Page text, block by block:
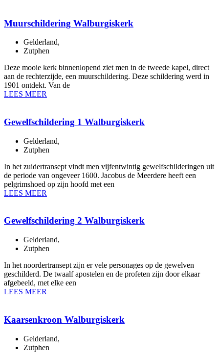
Muurschildering Walburgiskerk
Gelderland,
Zutphen
Deze mooie kerk binnenlopend ziet men in de tweede kapel, direct
aan de rechterzijde, een muurschildering. Deze schildering werd in
1901 ontdekt. Van de
LEES MEER
Gewelfschildering 1 Walburgiskerk
Gelderland,
Zutphen
In het zuidertransept vindt men vijfentwintig gewelfschilderingen uit
de periode van ongeveer 1600. Jacobus de Meerdere heeft een
pelgrimshoed op zijn hoofd met een
LEES MEER
Gewelfschildering 2 Walburgiskerk
Gelderland,
Zutphen
In het noordertransept zijn er vele personages op de gewelven
geschilderd. De twaalf apostelen en de profeten zijn door elkaar
afgebeeld, met elke een
LEES MEER
Kaarsenkroon Walburgiskerk
Gelderland,
Zutphen